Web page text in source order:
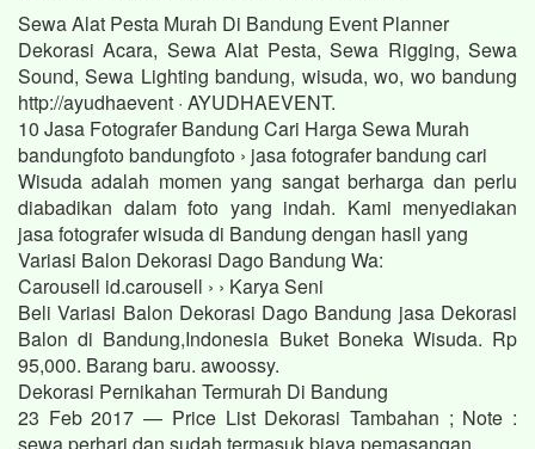
Sewa Alat Pesta Murah Di Bandung Event Planner
Dekorasi Acara, Sewa Alat Pesta, Sewa Rigging, Sewa
Sound, Sewa Lighting bandung, wisuda, wo, wo bandung
http://ayudhaevent · AYUDHAEVENT.
10 Jasa Fotografer Bandung Cari Harga Sewa Murah
bandungfoto bandungfoto › jasa fotografer bandung cari
Wisuda adalah momen yang sangat berharga dan perlu
diabadikan dalam foto yang indah. Kami menyediakan
jasa fotografer wisuda di Bandung dengan hasil yang
Variasi Balon Dekorasi Dago Bandung Wa:
Carousell id.carousell › › Karya Seni
Beli Variasi Balon Dekorasi Dago Bandung jasa Dekorasi
Balon di Bandung,Indonesia Buket Boneka Wisuda. Rp
95,000. Barang baru. awoossy.
Dekorasi Pernikahan Termurah Di Bandung
23 Feb 2017 — Price List Dekorasi Tambahan ; Note :